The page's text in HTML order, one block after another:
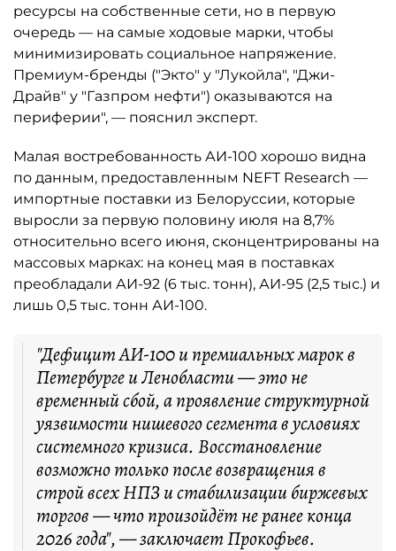
ресурсы на собственные сети, но в первую
очередь — на самые ходовые марки, чтобы
минимизировать социальное напряжение.
Премиум-бренды ("Экто" у "Лукойла", "Джи-
Драйв" у "Газпром нефти") оказываются на
периферии", — пояснил эксперт.
Малая востребованность АИ-100 хорошо видна
по данным, предоставленным NEFT Research —
импортные поставки из Белоруссии, которые
выросли за первую половину июля на 8,7%
относительно всего июня, сконцентрированы на
массовых марках: на конец мая в поставках
преобладали АИ-92 (6 тыс. тонн), АИ-95 (2,5 тыс.) и
лишь 0,5 тыс. тонн АИ-100.
"Дефицит АИ-100 и премиальных марок в
Петербурге и Ленобласти — это не
временный сбой, а проявление структурной
уязвимости нишевого сегмента в условиях
системного кризиса. Восстановление
возможно только после возвращения в
строй всех НПЗ и стабилизации биржевых
торгов — что произойдёт не ранее конца
2026 года", — заключает Прокофьев.